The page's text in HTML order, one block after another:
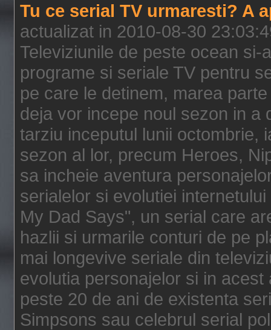
Tu ce serial TV urmaresti? A
actualizat in 2010-08-30
Televiziunile de peste ocean si-
programe si seriale TV pentru
pe care le detinem, marea
deja vor incepe noul sezon in a
tarziu inceputul lunii octombrie,
sezon al lor, precum Heroes,
sa incheie aventura
serialelor si evolutiei
My Dad Says", un serial care
hazlii si urmarile conturi de pe
mai longevive seriale din
evolutia personajelor si in
peste 20 de ani de existenta
Simpsons sau celebrul serial